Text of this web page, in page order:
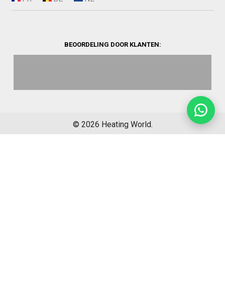
BEOORDELING DOOR KLANTEN:
© 2026 Heating World.